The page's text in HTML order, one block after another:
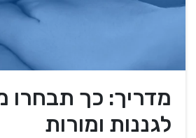
מדריך: כך תבחרו
לגננות ומורות